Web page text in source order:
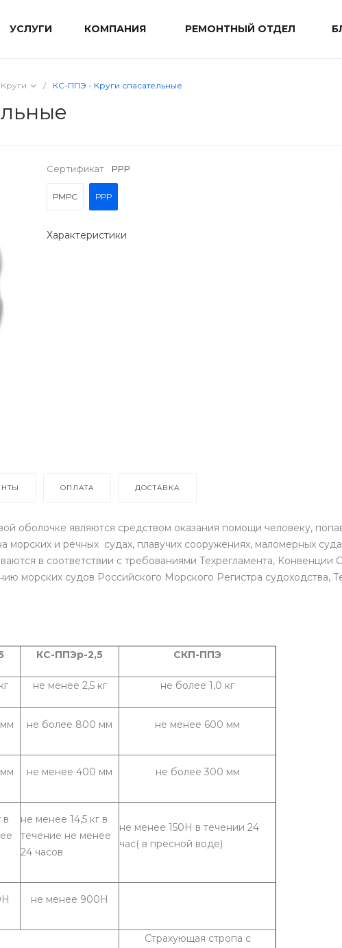
УСЛУГИ КОМПАНИЯ РЕМОНТНЫЙ ОТДЕЛ
Круги / КС-ППЭ - Круги спасательные
Сертификат РРР
РМРС РРР
Характеристики
ОПЛАТА ДОСТАВКА
оболочке являются средством оказания помощи человеку,
морских и речных судах, плавучих сооружениях, маломерных
в соответствии с требованиями Техрегламента,
морских судов Российского Морского Регистра судоходства,
КС-ППЭр-2,5 СКП-ППЭ
не менее 2,5 кг не более 1,0 кг
не более 800 мм не менее 600 мм
не менее 400 мм не более 300 мм
в
не менее 14,5 кг в
течение не менее
24 часов
не менее 150Н в течении 24
час( в пресной воде)
не менее 900Н
Страхующая стропа с